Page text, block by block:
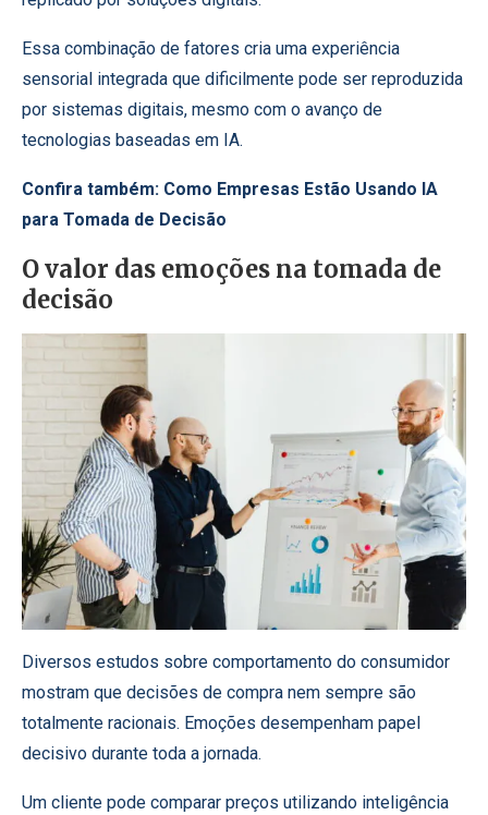
Essa combinação de fatores cria uma experiência
sensorial integrada que dificilmente pode ser reproduzida
por sistemas digitais, mesmo com o avanço de
tecnologias baseadas em IA.
Confira também: Como Empresas Estão Usando IA
para Tomada de Decisão
O valor das emoções na tomada de
decisão
Diversos estudos sobre comportamento do consumidor
mostram que decisões de compra nem sempre são
totalmente racionais. Emoções desempenham papel
decisivo durante toda a jornada.
Um cliente pode comparar preços utilizando inteligência